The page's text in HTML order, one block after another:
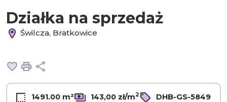
Działka na sprzedaż
Świlcza, Bratkowice
Dodaj do ulubionych
Drukuj
1491.00 m² 143,00 zł/m2
DHB-GS-5849